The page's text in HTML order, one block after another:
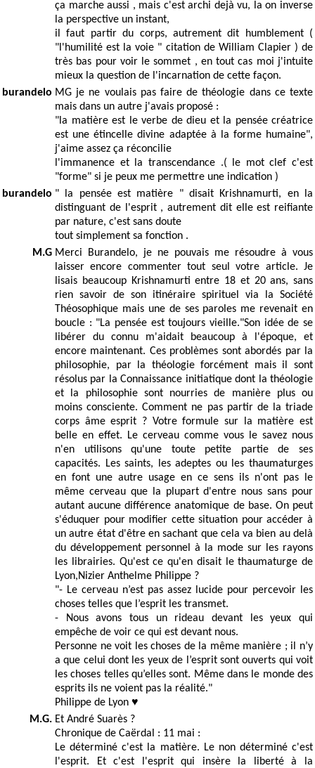
ça marche aussi , mais c'est archi dejà vu, la on inverse
la perspective un instant,
il faut partir du corps, autrement dit humblement (
"l'humilité est la voie " citation de William Clapier ) de
très bas pour voir le sommet , en tout cas moi j'intuite
mieux la question de l'incarnation de cette façon.
burandelo MG je ne voulais pas faire de théologie dans ce texte
mais dans un autre j'avais proposé :
"la matière est le verbe de dieu et la pensée créatrice
est une étincelle divine adaptée à la forme humaine",
j'aime assez ça réconcilie
l'immanence et la transcendance .( le mot clef c'est
"forme" si je peux me permettre une indication )
burandelo " la pensée est matière " disait Krishnamurti, en la
distinguant de l'esprit , autrement dit elle est reifiante
par nature, c'est sans doute
tout simplement sa fonction .
M.G Merci Burandelo, je ne pouvais me résoudre à vous
laisser encore commenter tout seul votre article. Je
lisais beaucoup Krishnamurti entre 18 et 20 ans, sans
rien savoir de son itinéraire spirituel via la Société
Théosophique mais une de ses paroles me revenait en
boucle : "La pensée est toujours vieille."Son idée de se
libérer du connu m'aidait beaucoup à l'époque, et
encore maintenant. Ces problèmes sont abordés par la
philosophie, par la théologie forcément mais il sont
résolus par la Connaissance initiatique dont la théologie
et la philosophie sont nourries de manière plus ou
moins consciente. Comment ne pas partir de la triade
corps âme esprit ? Votre formule sur la matière est
belle en effet. Le cerveau comme vous le savez nous
n'en utilisons qu'une toute petite partie de ses
capacités. Les saints, les adeptes ou les thaumaturges
en font une autre usage en ce sens ils n'ont pas le
même cerveau que la plupart d'entre nous sans pour
autant aucune différence anatomique de base. On peut
s'éduquer pour modifier cette situation pour accéder à
un autre état d'être en sachant que cela va bien au delà
du développement personnel à la mode sur les rayons
les librairies. Qu'est ce qu'en disait le thaumaturge de
Lyon,Nizier Anthelme Philippe ?
"- Le cerveau n’est pas assez lucide pour percevoir les
choses telles que l’esprit les transmet.
- Nous avons tous un rideau devant les yeux qui
empêche de voir ce qui est devant nous.
Personne ne voit les choses de la même manière ; il n’y
a que celui dont les yeux de l’esprit sont ouverts qui voit
les choses telles qu’elles sont. Même dans le monde des
esprits ils ne voient pas la réalité."
Philippe de Lyon ♥️
M.G. Et André Suarès ?
Chronique de Caërdal : 11 mai :
Le déterminé c'est la matière. Le non déterminé c'est
l'esprit. Et c'est l'esprit qui insère la liberté à la